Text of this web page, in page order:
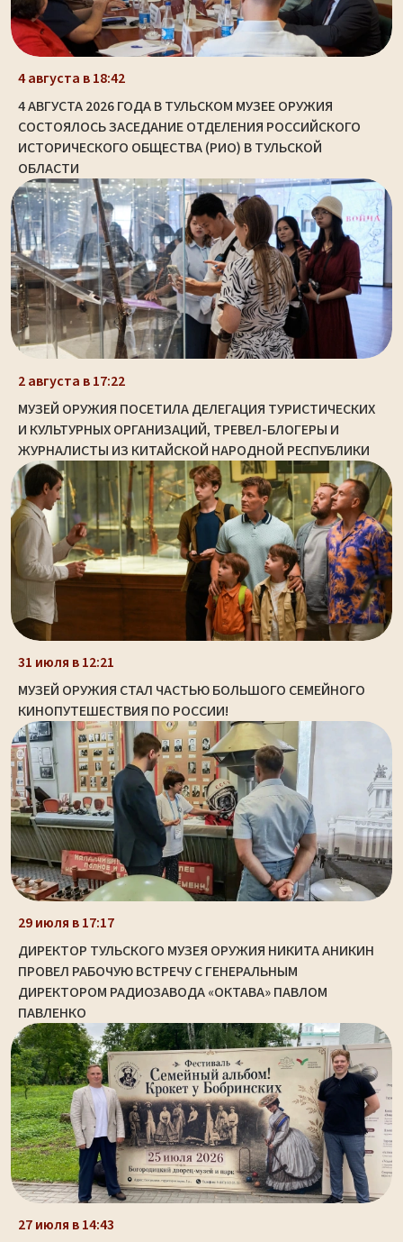
4 августа в 18:42
4 АВГУСТА 2026 ГОДА В ТУЛЬСКОМ МУЗЕЕ ОРУЖИЯ
СОСТОЯЛОСЬ ЗАСЕДАНИЕ ОТДЕЛЕНИЯ РОССИЙСКОГО
ИСТОРИЧЕСКОГО ОБЩЕСТВА (РИО) В ТУЛЬСКОЙ
ОБЛАСТИ
2 августа в 17:22
МУЗЕЙ ОРУЖИЯ ПОСЕТИЛА ДЕЛЕГАЦИЯ ТУРИСТИЧЕСКИХ
И КУЛЬТУРНЫХ ОРГАНИЗАЦИЙ, ТРЕВЕЛ-БЛОГЕРЫ И
ЖУРНАЛИСТЫ ИЗ КИТАЙСКОЙ НАРОДНОЙ РЕСПУБЛИКИ
31 июля в 12:21
МУЗЕЙ ОРУЖИЯ СТАЛ ЧАСТЬЮ БОЛЬШОГО СЕМЕЙНОГО
КИНОПУТЕШЕСТВИЯ ПО РОССИИ!
29 июля в 17:17
ДИРЕКТОР ТУЛЬСКОГО МУЗЕЯ ОРУЖИЯ НИКИТА АНИКИН
ПРОВЕЛ РАБОЧУЮ ВСТРЕЧУ С ГЕНЕРАЛЬНЫМ
ДИРЕКТОРОМ РАДИОЗАВОДА «ОКТАВА» ПАВЛОМ
ПАВЛЕНКО
27 июля в 14:43